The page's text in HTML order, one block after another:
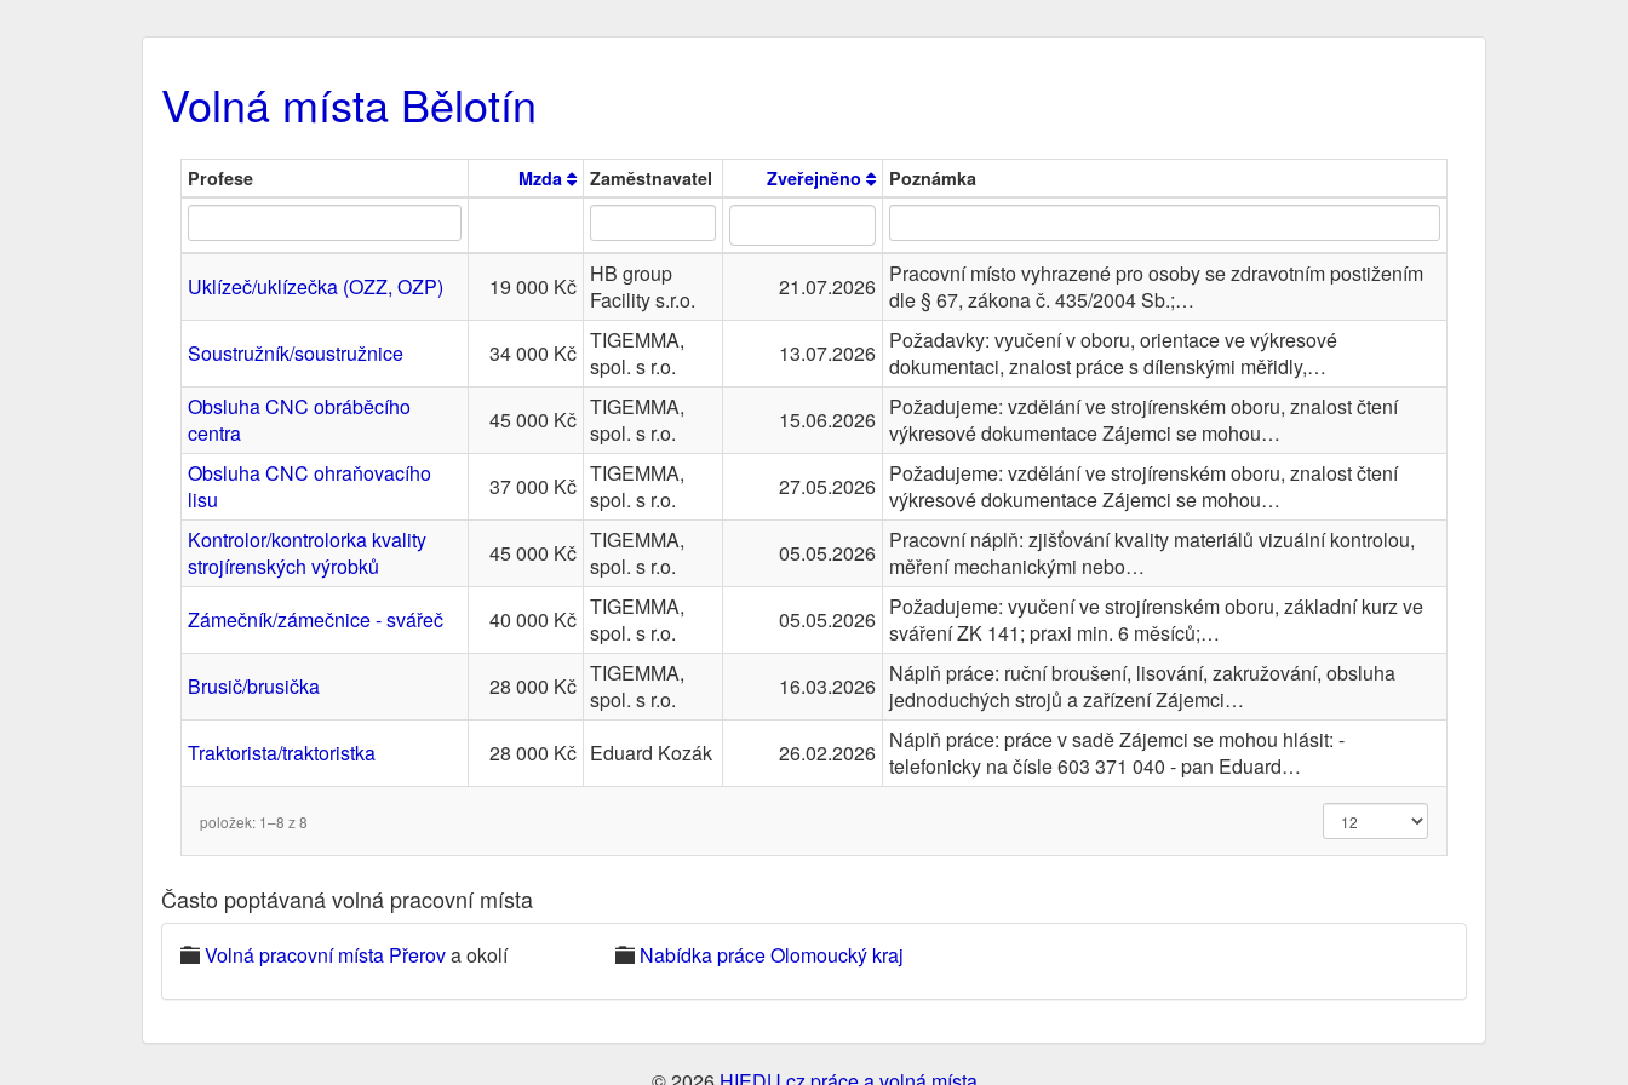
Volná místa Bělotín
Profese Mzda Zaměstnavatel Zveřejněno Poznámka
Uklízeč/uklízečka (OZZ, OZP) 19 000 Kč HB group
Facility s.r.o.
21.07.2026 Pracovní místo vyhrazené pro osoby se zdravotním postižením
dle § 67, zákona č. 435/2004 Sb.;…
Soustružník/soustružnice
34 000 Kč TIGEMMA,
spol. s r.o.
13.07.2026 Požadavky: vyučení v oboru, orientace ve výkresové
dokumentaci, znalost práce s dílenskými měřidly,…
Obsluha CNC obráběcího
centra
45 000 Kč TIGEMMA,
spol. s r.o.
15.06.2026 Požadujeme: vzdělání ve strojírenském oboru, znalost čtení
výkresové dokumentace Zájemci se mohou…
Obsluha CNC ohraňovacího
lisu
37 000 Kč TIGEMMA,
spol. s r.o.
27.05.2026 Požadujeme: vzdělání ve strojírenském oboru, znalost čtení
výkresové dokumentace Zájemci se mohou…
Kontrolor/kontrolorka kvality
strojírenských výrobků
45 000 Kč TIGEMMA,
spol. s r.o.
05.05.2026 Pracovní náplň: zjišťování kvality materiálů vizuální kontrolou,
měření mechanickými nebo…
Zámečník/zámečnice - svářeč
40 000 Kč TIGEMMA,
spol. s r.o.
05.05.2026 Požadujeme: vyučení ve strojírenském oboru, základní kurz ve
sváření ZK 141; praxi min. 6 měsíců;…
Brusič/brusička
28 000 Kč TIGEMMA,
spol. s r.o.
16.03.2026 Náplň práce: ruční broušení, lisování, zakružování, obsluha
jednoduchých strojů a zařízení Zájemci…
Traktorista/traktoristka
28 000 Kč Eduard Kozák 26.02.2026 Náplň práce: práce v sadě Zájemci se mohou hlásit: -
telefonicky na čísle 603 371 040 - pan Eduard…
položek: 1–8 z 8
Často poptávaná volná pracovní místa
Volná pracovní místa Přerova okolí Nabídka práce Olomoucký kraj